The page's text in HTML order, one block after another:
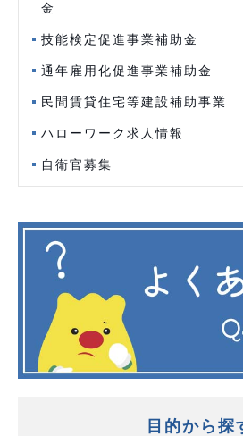
金
技能検定促進事業補助金
通年雇用化促進事業補助金
民間賃貸住宅等建設補助事業
ハローワーク求人情報
自衛官募集
目的から探